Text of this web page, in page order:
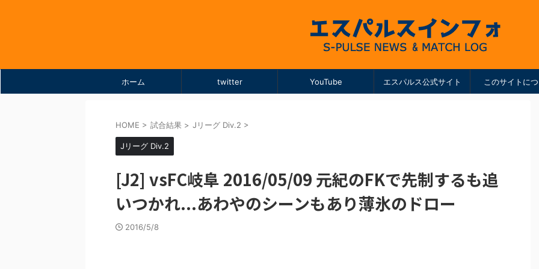
ホーム twitter YouTube エスパルス公式サイト このサイトに
HOME > 試合結果 > Jリーグ Div.2 >
Jリーグ Div.2
[J2] vsFC岐阜 2016/05/09 元紀のFKで先制するも追
いつかれ...あわやのシーンもあり薄氷のドロー
2016/5/8